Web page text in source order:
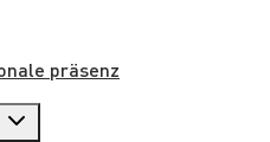
präsenz
Untermenü